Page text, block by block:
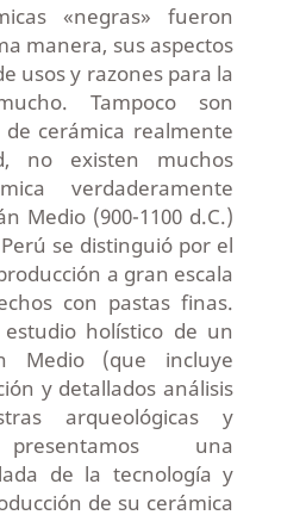
«negras» fueron
manera, sus aspectos
usos y razones para la
Tampoco son
cerámica realmente
no existen muchos
verdaderamente
Medio (900-1100 d.C.)
se distinguió por el
a gran escala
con pastas finas.
holístico de un
Medio (que incluye
y detallados análisis
arqueológicas y
presentamos una
de la tecnología y
de su cerámica